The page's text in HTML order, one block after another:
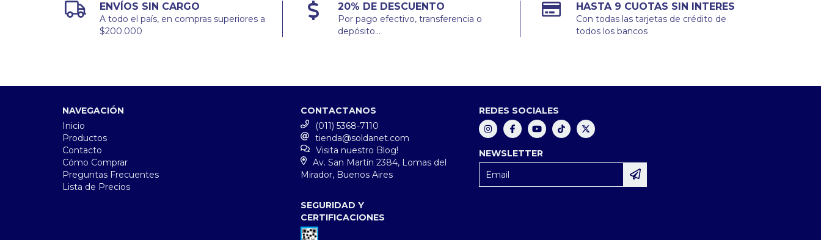
ENVÍOS SIN CARGO
A todo el país, en compras superiores a
$200.000
20% DE DESCUENTO
Por pago efectivo, transferencia o
depósito...
HASTA 9 CUOTAS SIN INTERES
Con todas las tarjetas de crédito de
todos los bancos
NAVEGACIÓN
Inicio
Productos
Contacto
Cómo Comprar
Preguntas Frecuentes
Lista de Precios
CONTACTANOS
(011) 5368-7110
tienda@soldanet.com
Visita nuestro Blog!
Av. San Martín 2384, Lomas del
Mirador, Buenos Aires
REDES SOCIALES
NEWSLETTER
SEGURIDAD Y
CERTIFICACIONES